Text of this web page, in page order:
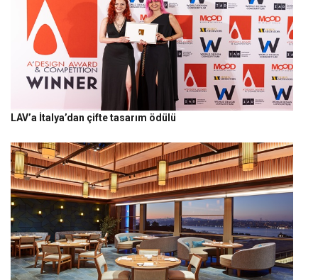
LAV’a İtalya’dan çifte tasarım ödülü